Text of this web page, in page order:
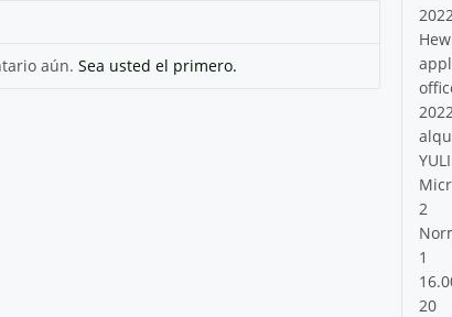
aún. Sea usted el primero.
2
1
20